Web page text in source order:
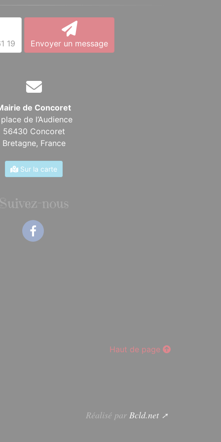
19 Envoyer un message
de Concoret
place de l’Audience
56430 Concoret
Bretagne, France
Sur la carte
Suivez-nous
Haut de page
Réalisé par Bcld.net